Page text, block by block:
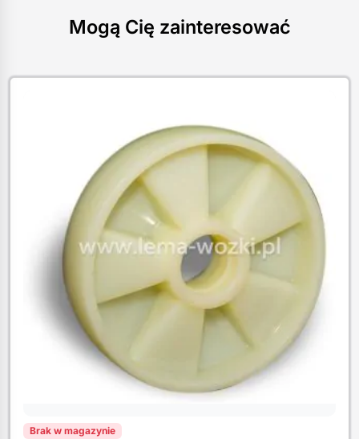
Mogą Cię zainteresować
Brak w magazynie